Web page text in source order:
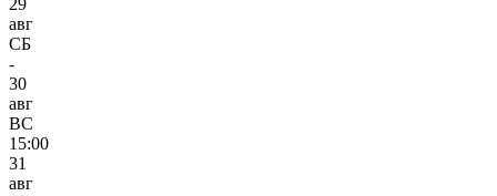
29
авг
СБ
-
30
авг
ВС
15:00
31
авг